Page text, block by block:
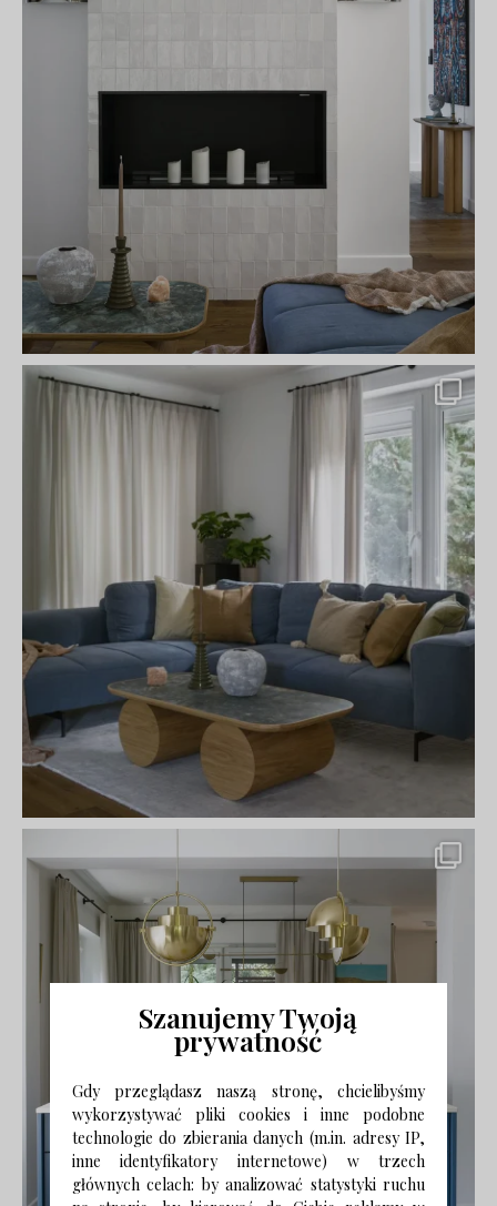
Szanujemy Twoją
prywatność
Gdy przeglądasz naszą stronę, chcielibyśmy
wykorzystywać pliki cookies i inne podobne
technologie do zbierania danych (m.in. adresy IP,
inne identyfikatory internetowe) w trzech
głównych celach: by analizować statystyki ruchu